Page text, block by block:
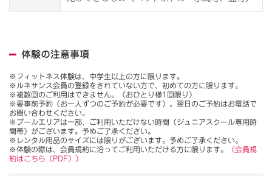
体験の注意事項
※フィットネス体験は、中学生以上の方に限ります。
※ルネサンス会員の登録をされていない方で、初めての方に限ります。
※複数回のご利用はできません。（おひとり様1回限り）
※要事前予約（お一人ずつのご予約が必要です）。翌日のご予約はお電話で
お問い合わせください。
※プールエリアは一部、ご利用いただけない時間（ジュニアスクール専用時
間帯）がございます。予めご了承ください。
※レンタル用品のサイズには限りがございます。予めご了承ください。
※体験の際は、会員規約に沿ってご利用いただける方に限ります。
（会員規
約はこちら（PDF））